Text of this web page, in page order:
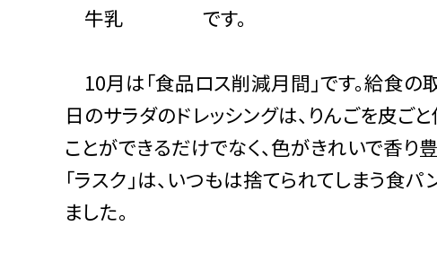
牛乳 です。
10月は「食品ロス削減月間」です。給食の
日のサラダのドレッシングは、りんごを皮ご
ことができるだけでなく、色がきれいで香り
「ラスク」は、いつもは捨てられてしまう食
ました。